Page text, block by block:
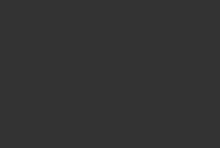
PAULINO 원피스